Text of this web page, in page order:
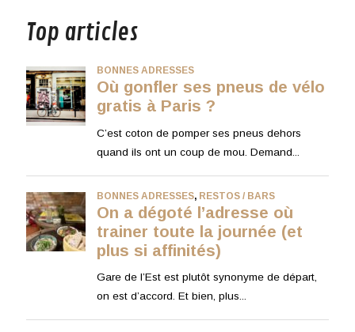
Top articles